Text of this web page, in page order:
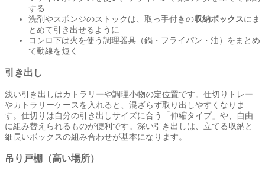
する
洗剤やスポンジのストックは、取っ手付きの収納ボックスにま
とめて引き出せるように
コンロ下は火を使う調理器具（鍋・フライパン・油）をまとめ
て動線を短く
引き出し
浅い引き出しはカトラリーや調理小物の定位置です。仕切りトレー
やカトラリーケースを入れると、混ざらず取り出しやすくなりま
す。仕切りは自分の引き出しサイズに合う「伸縮タイプ」や、自由
に組み替えられるものが便利です。深い引き出しは、立てる収納と
細長いボックスの組み合わせが基本になります。
吊り戸棚（高い場所）